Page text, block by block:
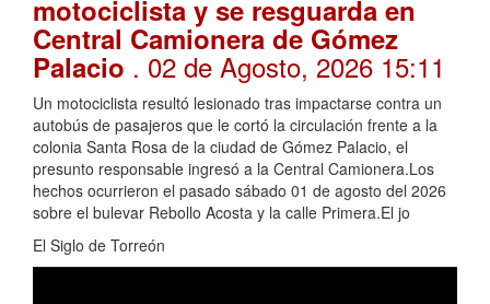
motociclista y se resguarda en
Central Camionera de Gómez
Palacio . 02 de Agosto, 2026 15:11
Un motociclista resultó lesionado tras impactarse contra un
autobús de pasajeros que le cortó la circulación frente a la
colonia Santa Rosa de la ciudad de Gómez Palacio, el
presunto responsable ingresó a la Central Camionera.Los
hechos ocurrieron el pasado sábado 01 de agosto del 2026
sobre el bulevar Rebollo Acosta y la calle Primera.El jo
El Siglo de Torreón